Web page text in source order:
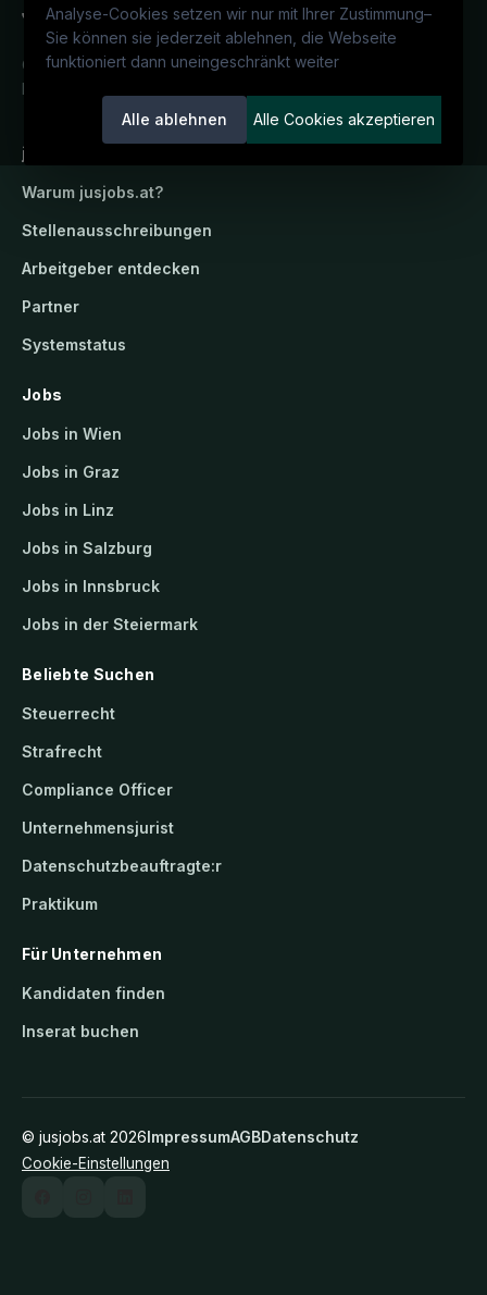
Analyse-Cookies setzen wir nur mit Ihrer Zustimmung–
Sie können sie jederzeit ablehnen, die Webseite
funktioniert dann uneingeschränkt weiter
Alle ablehnen Alle Cookies akzeptieren
Österreichs juristisches Karriereportal.
Ein Service der candidatis GmbH.
jusjobs.at
Warum jusjobs.at?
Stellenausschreibungen
Arbeitgeber entdecken
Partner
Systemstatus
Jobs
Jobs in Wien
Jobs in Graz
Jobs in Linz
Jobs in Salzburg
Jobs in Innsbruck
Jobs in der Steiermark
Beliebte Suchen
Steuerrecht
Strafrecht
Compliance Officer
Unternehmensjurist
Datenschutzbeauftragte:r
Praktikum
Für Unternehmen
Kandidaten finden
Inserat buchen
© jusjobs.at 2026ImpressumAGBDatenschutz
Cookie-Einstellungen